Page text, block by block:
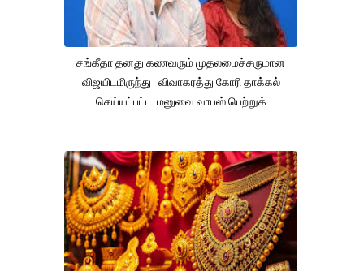
சங்கீதா தனது கணவரும் முதலமைச்சருமான
விஜயிடமிருந்து விவாகரத்து கோரி தாக்கல்
செய்யப்பட்ட மனுவை வாபஸ் பெற்றுக்